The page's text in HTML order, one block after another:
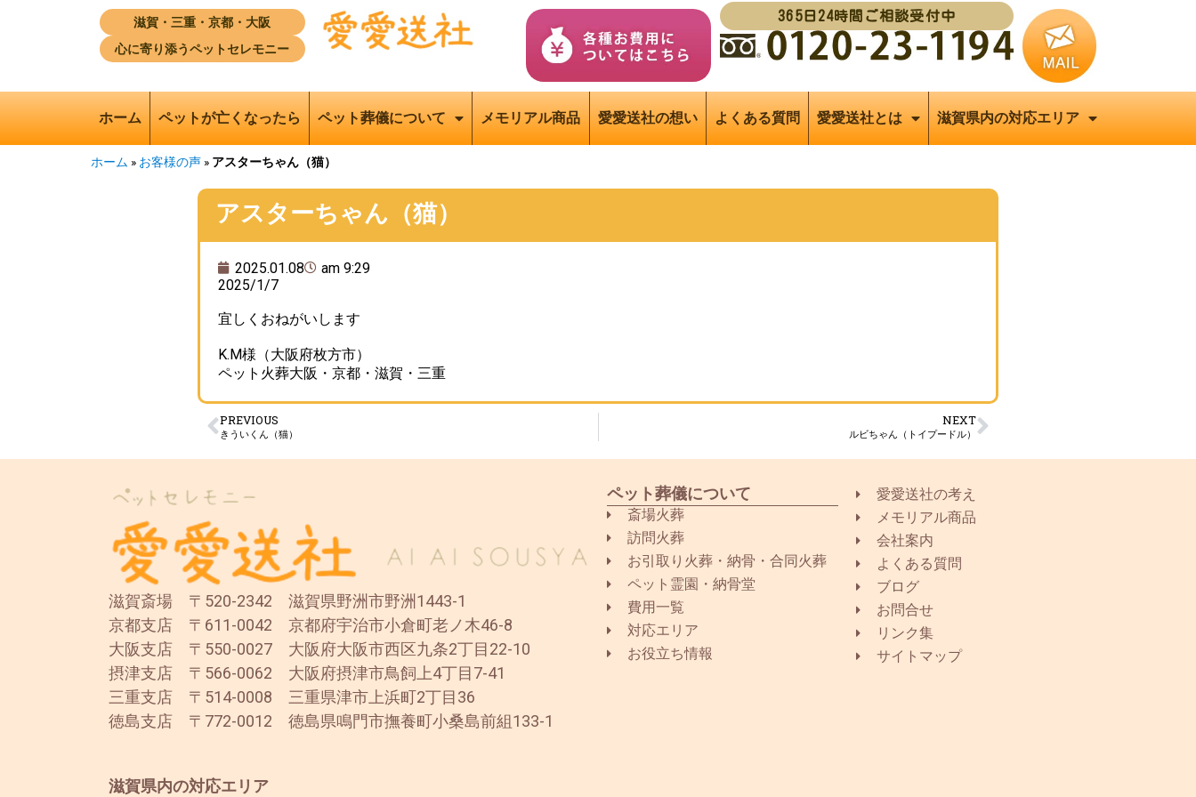
滋賀・三重・京都・大阪
心に寄り添うペットセレモニー
365日24時間ご相談受付中
ホーム ペットが亡くなったら ペット葬儀について メモリアル商品 愛愛送社の想い よくある質問 愛愛送社とは 滋賀県内の対応エリア
ホーム » お客様の声 » アスターちゃん（猫）
アスターちゃん（猫）
2025.01.08
am 9:29
2025/1/7
宜しくおねがいします
K.M様（大阪府枚方市）
ペット火葬大阪・京都・滋賀・三重
PREVIOUS
きういくん（猫）
NEXT
ルビちゃん（トイプードル）
滋賀斎場 〒520-2342 滋賀県野洲市野洲1443-1
京都支店 〒611-0042 京都府宇治市小倉町老ノ木46-8
大阪支店 〒550-0027 大阪府大阪市西区九条2丁目22-10
摂津支店 〒566-0062 大阪府摂津市鳥飼上4丁目7-41
三重支店 〒514-0008 三重県津市上浜町2丁目36
徳島支店 〒772-0012 徳島県鳴門市撫養町小桑島前組133-1
ペット葬儀について
斎場火葬
訪問火葬
お引取り火葬・納骨・合同火葬
ペット霊園・納骨堂
費用一覧
対応エリア
お役立ち情報
愛愛送社の考え
メモリアル商品
会社案内
よくある質問
ブログ
お問合せ
リンク集
サイトマップ
滋賀県内の対応エリア